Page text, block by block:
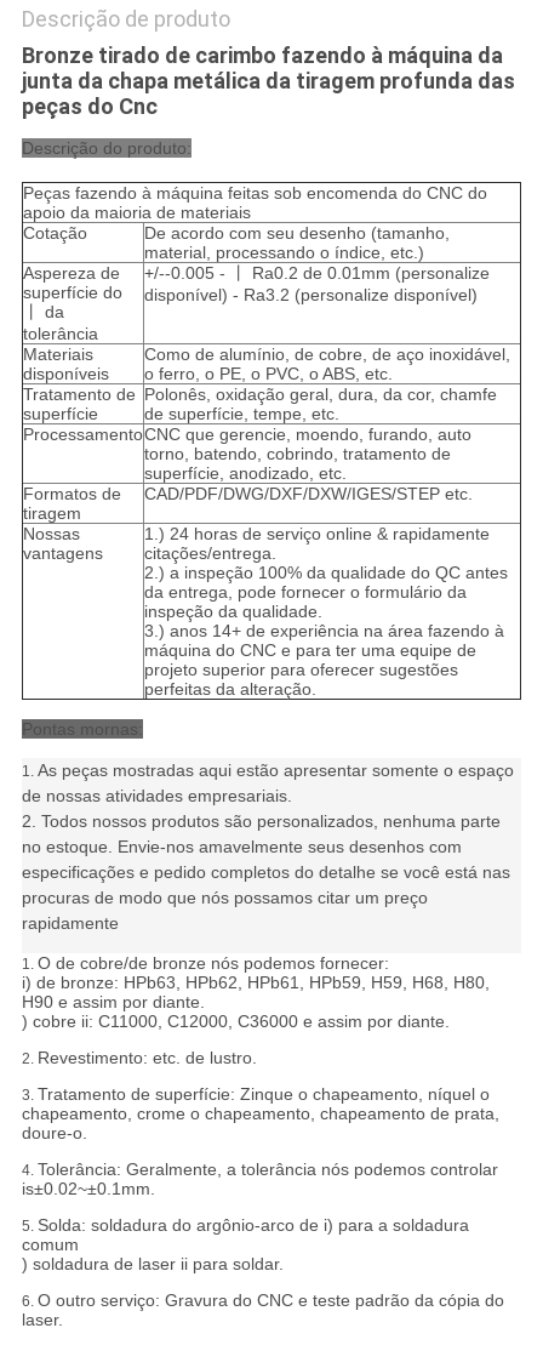
Descrição de produto
Bronze tirado de carimbo fazendo à máquina da
junta da chapa metálica da tiragem profunda das
peças do Cnc
Descrição do produto:
Peças fazendo à máquina feitas sob encomenda do CNC do
apoio da maioria de materiais
Cotação
De acordo com seu desenho (tamanho,
material, processando o índice, etc.)
Aspereza de
superfície do
丨 da
tolerância
+/--0.005 - 丨 Ra0.2 de 0.01mm (personalize
disponível) - Ra3.2 (personalize disponível)
Materiais
disponíveis
Como de alumínio, de cobre, de aço inoxidável,
o ferro, o PE, o PVC, o ABS, etc.
Tratamento de
superfície
Polonês, oxidação geral, dura, da cor, chamfe
de superfície, tempe, etc.
ProcessamentoCNC que gerencie, moendo, furando, auto
torno, batendo, cobrindo, tratamento de
superfície, anodizado, etc.
Formatos de
tiragem
CAD/PDF/DWG/DXF/DXW/IGES/STEP etc.
Nossas
vantagens
1.) 24 horas de serviço online & rapidamente
citações/entrega.
2.) a inspeção 100% da qualidade do QC antes
da entrega, pode fornecer o formulário da
inspeção da qualidade.
3.) anos 14+ de experiência na área fazendo à
máquina do CNC e para ter uma equipe de
projeto superior para oferecer sugestões
perfeitas da alteração.
Pontas mornas:
1. As peças mostradas aqui estão apresentar somente o espaço
de nossas atividades empresariais.
2. Todos nossos produtos são personalizados, nenhuma parte
no estoque. Envie-nos amavelmente seus desenhos com
especificações e pedido completos do detalhe se você está nas
procuras de modo que nós possamos citar um preço
rapidamente
1. O de cobre/de bronze nós podemos fornecer:
i) de bronze: HPb63, HPb62, HPb61, HPb59, H59, H68, H80,
H90 e assim por diante.
) cobre ii: C11000, C12000, C36000 e assim por diante.
2. Revestimento: etc. de lustro.
3. Tratamento de superfície: Zinque o chapeamento, níquel o
chapeamento, crome o chapeamento, chapeamento de prata,
doure-o.
4. Tolerância: Geralmente, a tolerância nós podemos controlar
is±0.02~±0.1mm.
5. Solda: soldadura do argônio-arco de i) para a soldadura
comum
) soldadura de laser ii para soldar.
6. O outro serviço: Gravura do CNC e teste padrão da cópia do
laser.